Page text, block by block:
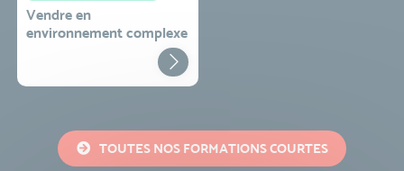
Vendre en
environnement complexe
TOUTES NOS FORMATIONS COURTES